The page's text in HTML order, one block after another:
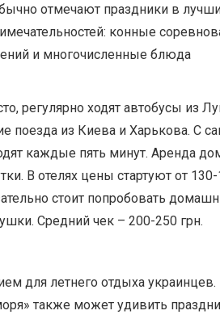
отмечают праздники в
конные
и многочисленные блюда
регулярно ходят автобусы из
поезда из Киева и Харькова. С
каждые пять минут. Аренда
В отелях цены стартуют от
стоит попробовать
Средний чек – 200-250 грн.
для летнего отдыха украинцев.
также может удивить